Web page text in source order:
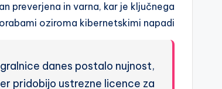
preverjena in varna, kar je ključnega
oziroma kibernetskimi napadi.
danes postalo nujnost,
pridobijo ustrezne licence za